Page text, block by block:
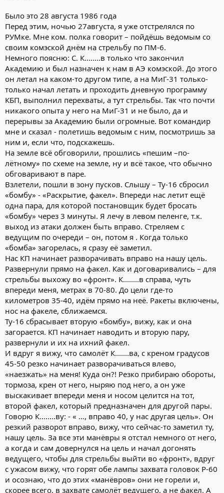
Было это 28 августа 1986 года
Перед этим, ночью 27августа, я уже отстрелялся по
РУМке. Мне ком. полка говорит – пойдёшь ведомым со
своим комэской днём на стрельбу по ПМ-6.
Немного поясню: С. К........в только что закончил
Академию и был назначен к нам в АЭ комэской. До этого
он летал на каком-то другом типе, а на МиГ-31 только-
только начал летать и проходить дневную программу
КБП, выполнил перехваты, а тут стрельбы. Так что почти
никакого опыта у него на МиГ-31 и не было, да и
перерывы за Академию были огромные. Вот командир
мне и сказал - полетишь ведомым с ним, посмотришь за
ним и, если что, подскажешь.
На земле всё обговорили, прошлись «пешим –по-
лётному» по схеме на земле, ну и всё такое, что обычно
обговаривают в паре.
Взлетели, пошли в зону пусков. Слышу – Ту-16 сбросил
«бомбу» - «Раскрытие, факел». Впереди нас летит ещё
одна пара, для которой постановщик будет бросать
«бомбу» через 3 минуты. Я лечу в левом пеленге, т.к.
выход из атаки должен быть вправо. Стреляем с
ведущим по очереди – он, потом я . Когда только
«бомба» загорелась, я сразу её заметил.
Нас КП начинает разворачивать вправо на нашу цель.
Развернули прямо на факел. Как и договаривались – для
стрельбы выхожу во «фронт». К........в справа, чуть
впереди меня, метрах в 70-80. До цели где-то
километров 35-40, идём прямо на неё. Ракеты включены,
нос на факеле, сближаемся.
Ту-16 сбрасывает вторую «бомбу», вижу, как и она
загорается. КП начинает наводить и вторую пару,
развернули и их на ихний факел.
И вдруг я вижу, что самолёт К.......ва, с креном градусов
45-50 резко начинает разворачиваться влево,
«наезжать» на меня! Куда он?! Резко прибираю обороты,
тормоза, крен от него, ныряю под него, а он уже
выскакивает впереди меня и носом целится на тот,
второй факел, который предназначен для другой пары.
Говорю К........ву: - « …, вправо 40, у нас другая цель». Он
резкий разворот вправо, вижу, что сейчас-то заметил ту,
нашу цель. За все эти манёвры я отстал немного от него,
а когда и сам довернулся на цель и начал догонять
ведущего, чтобы для стрельбы выйти во «фронт», вдруг
с ужасом вижу, что горят обе лампы захвата головок Р-60
и осознаю, что до этих «манёвров» они не горели и,
скорее всего, в захвате самолёт ведущего, а не факел. А